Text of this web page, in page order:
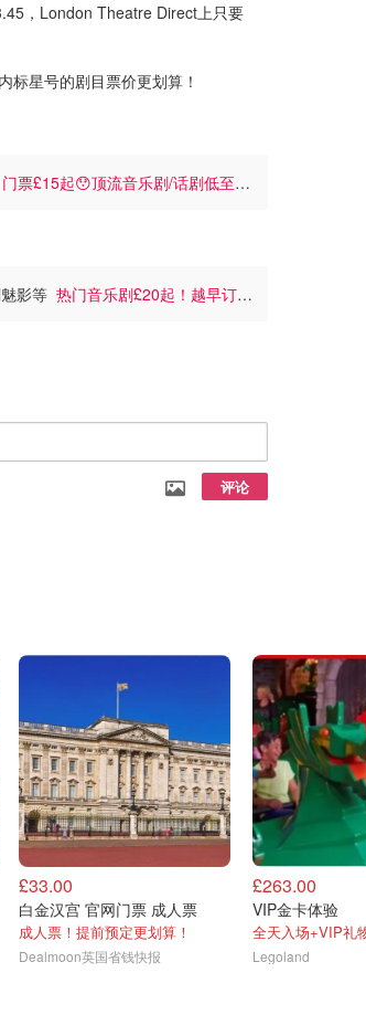
，London Theatre Direct上只要
星号的剧目票价更划算！
门票£15起😯顶流音乐剧/话剧低至3
影等 热门音乐剧£20起！越早订越
评论
£33.00
白金汉宫 官网门票 成人票
成人票！提前预定更划算！
Dealmoon英国省钱快报
£263.00
VIP金卡体验
Legoland